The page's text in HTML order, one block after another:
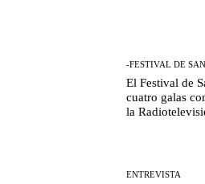
-FESTIVAL DE
El Festival de
cuatro galas
la
ENTREVISTA